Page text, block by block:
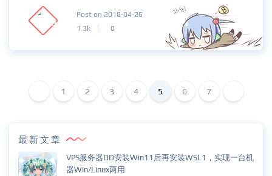
Post on 2018-04-26
1.3k
0
1 2 3 4 5 6 7
最新文章
VPS服务器DD安装Win11后再安装WSL1，实现一台机
器Win/Linux两用